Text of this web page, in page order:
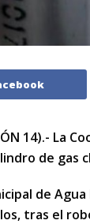
14).- La
de gas
de
tras el